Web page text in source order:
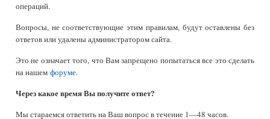
операций.
Вопросы, не соответствующие этим правилам, будут оставлены без
ответов или удалены администратором сайта.
Это не означает того, что Вам запрещено попытаться все это сделать
на нашем форуме.
Через какое время Вы получите ответ?
Мы стараемся ответить на Ваш вопрос в течение 1—48 часов.